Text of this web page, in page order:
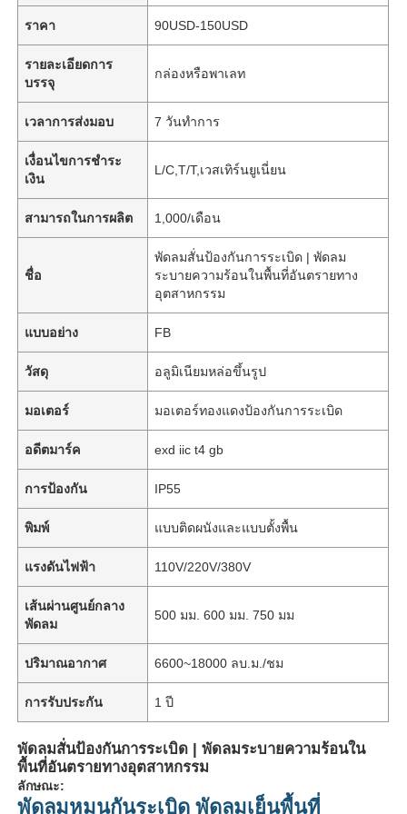
ราคา 90USD-150USD
รายละเอียดการ
บรรจุ
กล่องหรือพาเลท
เวลาการส่งมอบ 7 วันทำการ
เงื่อนไขการชำระ
เงิน
L/C,T/T,เวสเทิร์นยูเนี่ยน
สามารถในการผลิต 1,000/เดือน
ชื่อ
พัดลมสั่นป้องกันการระเบิด | พัดลม
ระบายความร้อนในพื้นที่อันตรายทาง
อุตสาหกรรม
แบบอย่าง FB
วัสดุ อลูมิเนียมหล่อขึ้นรูป
มอเตอร์ มอเตอร์ทองแดงป้องกันการระเบิด
อดีตมาร์ค exd iic t4 gb
การป้องกัน IP55
พิมพ์ แบบติดผนังและแบบตั้งพื้น
แรงดันไฟฟ้า 110V/220V/380V
เส้นผ่านศูนย์กลาง
พัดลม
500 มม. 600 มม. 750 มม
ปริมาณอากาศ 6600~18000 ลบ.ม./ชม
การรับประกัน 1 ปี
พัดลมสั่นป้องกันการระเบิด | พัดลมระบายความร้อนใน
พื้นที่อันตรายทางอุตสาหกรรม
ลักษณะ:
พัดลมหมุนกันระเบิด พัดลมเย็นพื้นที่